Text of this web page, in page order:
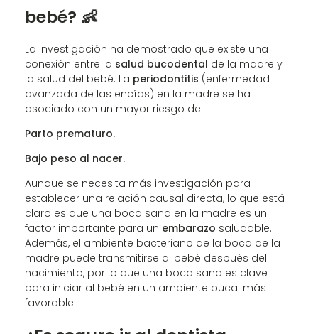
bebé? 👶
La investigación ha demostrado que existe una
conexión entre la salud bucodental de la madre y
la salud del bebé. La periodontitis (enfermedad
avanzada de las encías) en la madre se ha
asociado con un mayor riesgo de:
Parto prematuro.
Bajo peso al nacer.
Aunque se necesita más investigación para
establecer una relación causal directa, lo que está
claro es que una boca sana en la madre es un
factor importante para un embarazo saludable.
Además, el ambiente bacteriano de la boca de la
madre puede transmitirse al bebé después del
nacimiento, por lo que una boca sana es clave
para iniciar al bebé en un ambiente bucal más
favorable.